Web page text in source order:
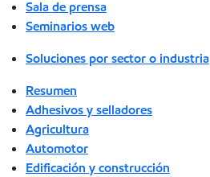
Sala de prensa
Seminarios web
Soluciones por sector o industria
Resumen
Adhesivos y selladores
Agricultura
Automotor
Edificación y construcción